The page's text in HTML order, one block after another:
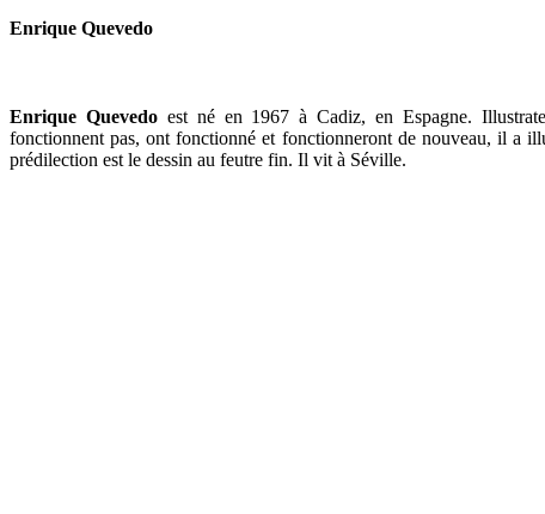
Enrique Quevedo
Enrique Quevedoest né en 1967 à Cadiz, en Espagne.
fonctionnent pas, ont fonctionné et fonctionneront de nouveau, il a
prédilection est le dessin au feutre fin. Il vit à Séville.